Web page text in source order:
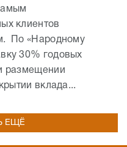
клиентов
По «Народному
30% годовых
размещении
вклада...
ЕЩЁ